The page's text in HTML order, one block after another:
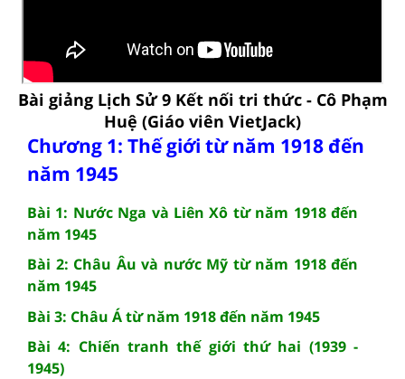
Bài giảng Lịch Sử 9 Kết nối tri thức - Cô Phạm
Huệ (Giáo viên VietJack)
Chương 1: Thế giới từ năm 1918 đến
năm 1945
Bài 1: Nước Nga và Liên Xô từ năm 1918 đến
năm 1945
Bài 2: Châu Âu và nước Mỹ từ năm 1918 đến
năm 1945
Bài 3: Châu Á từ năm 1918 đến năm 1945
Bài 4: Chiến tranh thế giới thứ hai (1939 -
1945)